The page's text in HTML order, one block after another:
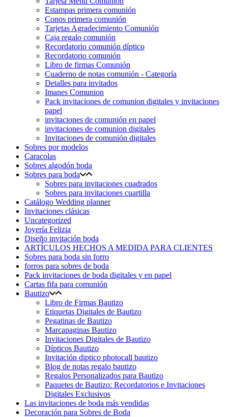
Estampas primera comunión
Conos primera comunión
Tarjetas Agradecimiento Comunión
Caja regalo comunión
Recordatorio comunión díptico
Recordatorio comunión
Libro de firmas Comunión
Cuaderno de notas comunión - Categoría
Detalles para invitados
Imanes Comunion
Pack invitaciones de comunion digitales y invitaciones
papel
invitaciones de comunión en papel
invitaciones de comunion digitales
Invitaciones de comunión digitales
Sobres por modelos
Caracolas
Sobres algodón boda
Sobres para boda
Sobres para invitaciones cuadrados
Sobres para invitaciones cuartilla
Catálogo Wedding planner
Invitaciones clásicas
Uncategorized
Joyería Felizia
Diseño invitación boda
ARTÍCULOS HECHOS A MEDIDA PARA CLIENTES
Sobres para boda sin forro
forros para sobres de boda
Pack invitaciones de boda digitales y en papel
Cartas fifa para comunión
Bautizo
Libro de Firmas Bautizo
Etiquetas Digitales de Bautizo
Pegatinas de Bautizo
Marcapaginas Bautizo
Invitaciones Digitales de Bautizo
Dípticos Bautizo
Invitación diptico photocall bautizo
Blog de notas regalo bautizo
Regalos Personalizados para Bautizo
Paquetes de Bautizo: Recordatorios e Invitaciones
Digitales Exclusivos
Las invitaciones de boda más vendidas
Decoración para Sobres de Boda